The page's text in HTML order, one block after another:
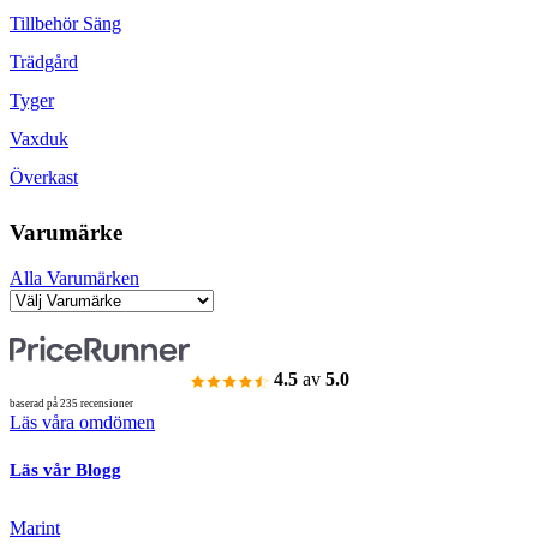
Tillbehör Säng
Trädgård
Tyger
Vaxduk
Överkast
Varumärke
Alla Varumärken
4.5 av 5.0
baserad på 235 recensioner
Läs våra omdömen
Läs vår Blogg
Marint